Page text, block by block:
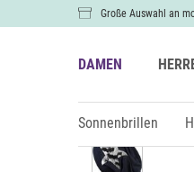
Große Auswahl an
DAMEN
Sonnenbrillen